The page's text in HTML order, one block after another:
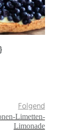
Folgend
Limetten-
Limonade